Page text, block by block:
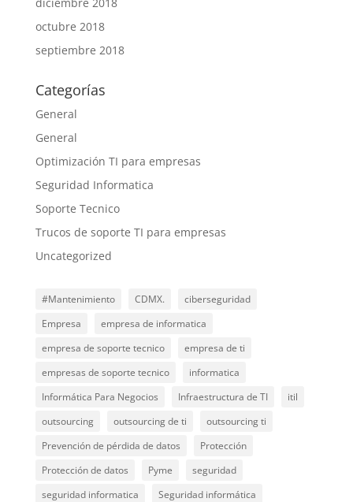
octubre 2018
septiembre 2018
Categorías
General
General
Optimización TI para empresas
Seguridad Informatica
Soporte Tecnico
Trucos de soporte TI para empresas
Uncategorized
#Mantenimiento CDMX.
ciberseguridad
Empresa
empresa de informatica
empresa de soporte tecnico
empresa de ti
empresas de soporte tecnico
informatica
Informática Para Negocios
Infraestructura de TI
itil
outsourcing
outsourcing de ti
outsourcing ti
Prevención de pérdida de datos
Protección
Protección de datos
Pyme
seguridad
seguridad informatica
Seguridad informática